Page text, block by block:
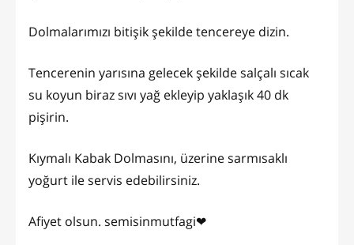
Dolmalarımızı bitişik şekilde tencereye dizin.
Tencerenin yarısına gelecek şekilde salçalı sıcak
su koyun biraz sıvı yağ ekleyip yaklaşık 40 dk
pişirin.
Kıymalı Kabak Dolmasını, üzerine sarmısaklı
yoğurt ile servis edebilirsiniz.
Afiyet olsun. semisinmutfagi❤